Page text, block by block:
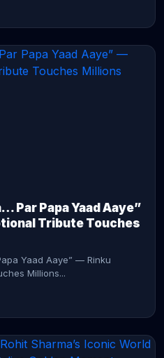
Par Papa Yaad Aaye”
Tribute Touches
Yaad Aaye” — Rinku
Millions...